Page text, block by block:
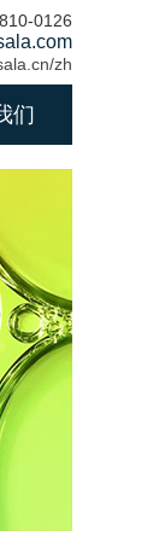
0126
zh
们